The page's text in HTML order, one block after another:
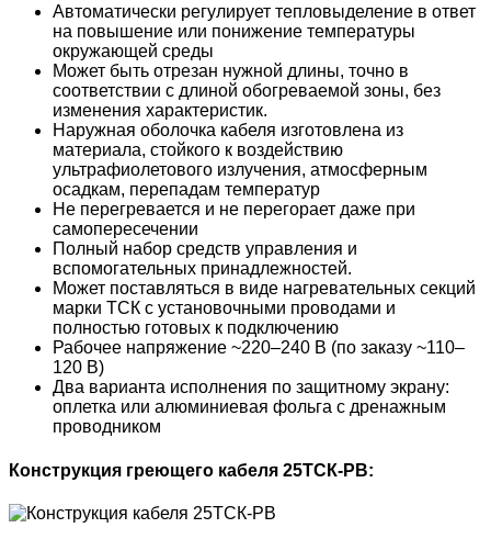
Автоматически регулирует тепловыделение в ответ
на повышение или понижение температуры
окружающей среды
Может быть отрезан нужной длины, точно в
соответствии с длиной обогреваемой зоны, без
изменения характеристик.
Наружная оболочка кабеля изготовлена из
материала, стойкого к воздействию
ультрафиолетового излучения, атмосферным
осадкам, перепадам температур
Не перегревается и не перегорает даже при
самопересечении
Полный набор средств управления и
вспомогательных принадлежностей.
Может поставляться в виде нагревательных секций
марки ТСК с установочными проводами и
полностью готовых к подключению
Рабочее напряжение ~220–240 В (по заказу ~110–
120 В)
Два варианта исполнения по защитному экрану:
оплетка или алюминиевая фольга с дренажным
проводником
Конструкция греющего кабеля 25ТСК-РВ: